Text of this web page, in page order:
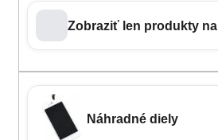
Zobraziť len produkty
Náhradné diely